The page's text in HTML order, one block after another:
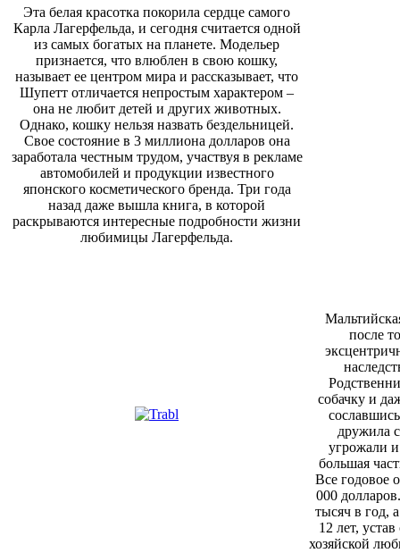
Эта белая красотка покорила сердце самого
Карла Лагерфельда, и сегодня считается одной
из самых богатых на планете. Модельер
признается, что влюблен в свою кошку,
называет ее центром мира и рассказывает, что
Шупетт отличается непростым характером –
она не любит детей и других животных.
Однако, кошку нельзя назвать бездельницей.
Свое состояние в 3 миллиона долларов она
заработала честным трудом, участвуя в рекламе
автомобилей и продукции известного
японского косметического бренда. Три года
назад даже вышла книга, в которой
раскрываются интересные подробности жизни
любимицы Лагерфельда.
после
собачку и
дружила
угрожали
большая
Все годовое
000
тысяч в год,
12 лет,
хозяйской